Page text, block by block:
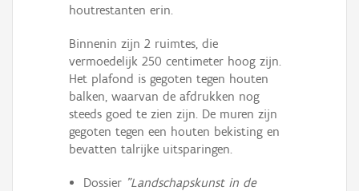
houtrestanten erin.
Binnenin zijn 2 ruimtes, die
vermoedelijk 250 centimeter hoog zijn.
Het plafond is gegoten tegen houten
balken, waarvan de afdrukken nog
steeds goed te zien zijn. De muren zijn
gegoten tegen een houten bekisting en
bevatten talrijke uitsparingen.
Dossier "Landschapskunst in de